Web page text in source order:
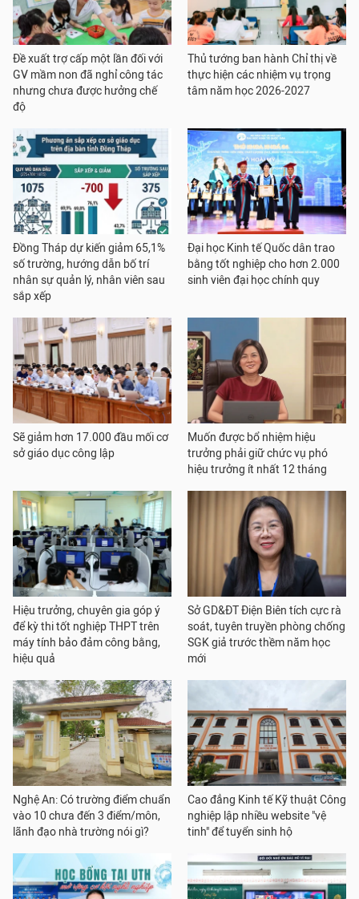
Đề xuất trợ cấp một lần đối với
GV mầm non đã nghỉ công tác
nhưng chưa được hưởng chế
độ
Thủ tướng ban hành Chỉ thị về
thực hiện các nhiệm vụ trọng
tâm năm học 2026-2027
Đồng Tháp dự kiến giảm 65,1%
số trường, hướng dẫn bố trí
nhân sự quản lý, nhân viên sau
sắp xếp
Đại học Kinh tế Quốc dân trao
bằng tốt nghiệp cho hơn 2.000
sinh viên đại học chính quy
Sẽ giảm hơn 17.000 đầu mối cơ
sở giáo dục công lập
Muốn được bổ nhiệm hiệu
trưởng phải giữ chức vụ phó
hiệu trưởng ít nhất 12 tháng
Hiệu trưởng, chuyên gia góp ý
để kỳ thi tốt nghiệp THPT trên
máy tính bảo đảm công bằng,
hiệu quả
Sở GD&ĐT Điện Biên tích cực rà
soát, tuyên truyền phòng chống
SGK giả trước thềm năm học
mới
Nghệ An: Có trường điểm chuẩn
vào 10 chưa đến 3 điểm/môn,
lãnh đạo nhà trường nói gì?
Cao đẳng Kinh tế Kỹ thuật Công
nghiệp lập nhiều website "vệ
tinh" để tuyển sinh hộ